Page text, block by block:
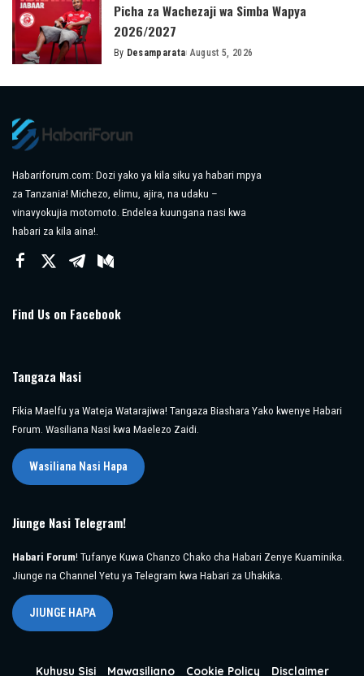
Picha za Wachezaji wa Simba Wapya
2026/2027
Posted
By Desamparata August 5, 2026
Habariforum.com: Dozi yako ya kila siku ya habari mpya
za Tanzania! Michezo, elimu, ajira, na udaku –
vinavyokujia motomoto. Endelea kuungana nasi kwa
habari za kila aina!.
Find Us on Facebook
Tangaza Nasi
Fikia Maelfu ya Wateja Watarajiwa! Tangaza Biashara Yako kwenye Habari
Forum. Wasiliana Nasi kwa Maelezo Zaidi.
Wasiliana Nasi Hapa
Jiunge Nasi Telegram!
Habari Forum! Tufanye Kuwa Chanzo Chako cha Habari Zenye Kuaminika.
Jiunge na Channel Yetu ya Telegram kwa Habari za Uhakika.
JIUNGE HAPA
Kuhusu Sisi Mawasiliano Cookie Policy Disclaimer